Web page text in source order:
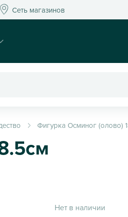
Сеть магазиновСеть магазинов
- Kaktus
Фигурка Осминог (олово)
Нет в наличии